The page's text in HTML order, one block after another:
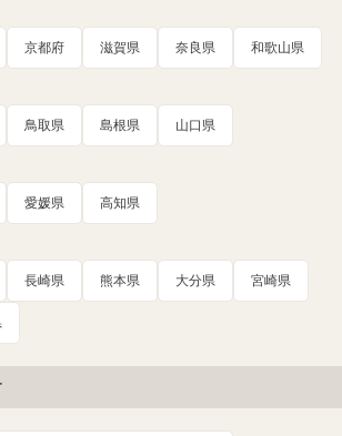
京都府 滋賀県 奈良県 和歌山県
鳥取県 島根県 山口県
愛媛県 高知県
長崎県 熊本県 大分県 宮崎県